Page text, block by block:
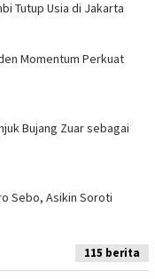
Tutup Usia di Jakarta
Momentum Perkuat
Bujang Zuar sebagai
Sebo, Asikin Soroti
115 berita